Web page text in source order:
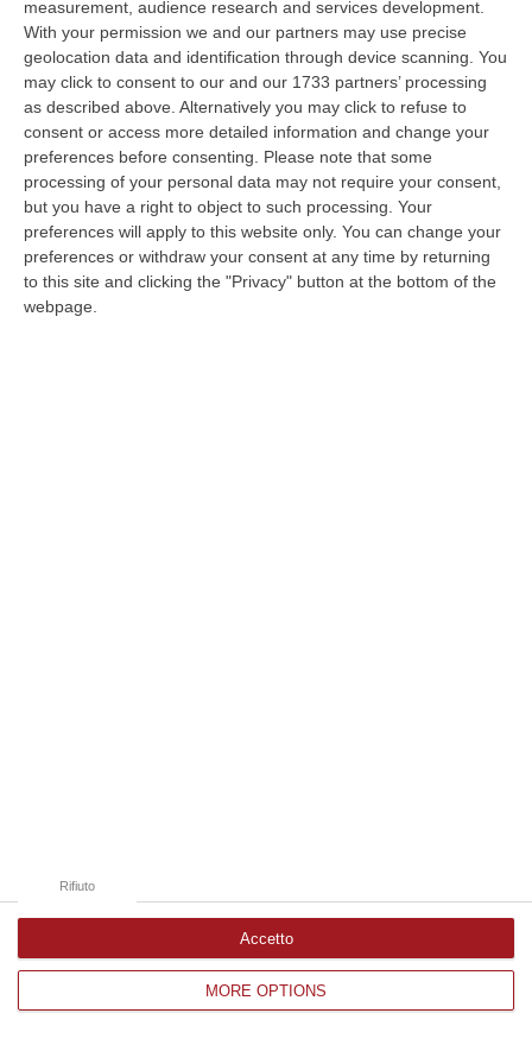
measurement, audience research and services development.
With your permission we and our partners may use precise
geolocation data and identification through device scanning. You
may click to consent to our and our 1733 partners’ processing
as described above. Alternatively you may click to refuse to
consent or access more detailed information and change your
preferences before consenting.
Please note that some
processing of your personal data may not require your consent,
but you have a right to object to such processing. Your
preferences will apply to this website only. You can change your
preferences or withdraw your consent at any time by returning
to this site and clicking the "Privacy" button at the bottom of the
webpage.
MORE OPTIONS
Rifiuto
Accetto
Gioia Tauro, Blitz Ad Alto Impatto Alla Ciambra: 24 Perquisizioni E
275 Persone Identificate – VIDEO
“Maxi servizio congiunto di controllo del territorio nel quartiere Ciambra
di Gioia Tauro, area indicata come ad alta densità criminale. L’o…
08 Agosto, 8:49
Regione Calabria, Buono Pasto A 8 Euro E Welfare Per I Pendolari:
Il CSA-Cisal Promuove Il Nuovo Contratto Integrativo
“Il CSA-Cisal esprime apprezzamento per la sottoscrizione del Contratto
collettivo integrativo 2026 del personale del comparto della Regione…
08 Agosto, 8:38
Corriere delle Calabria è una testata giornalistica di News&Com S.r.l